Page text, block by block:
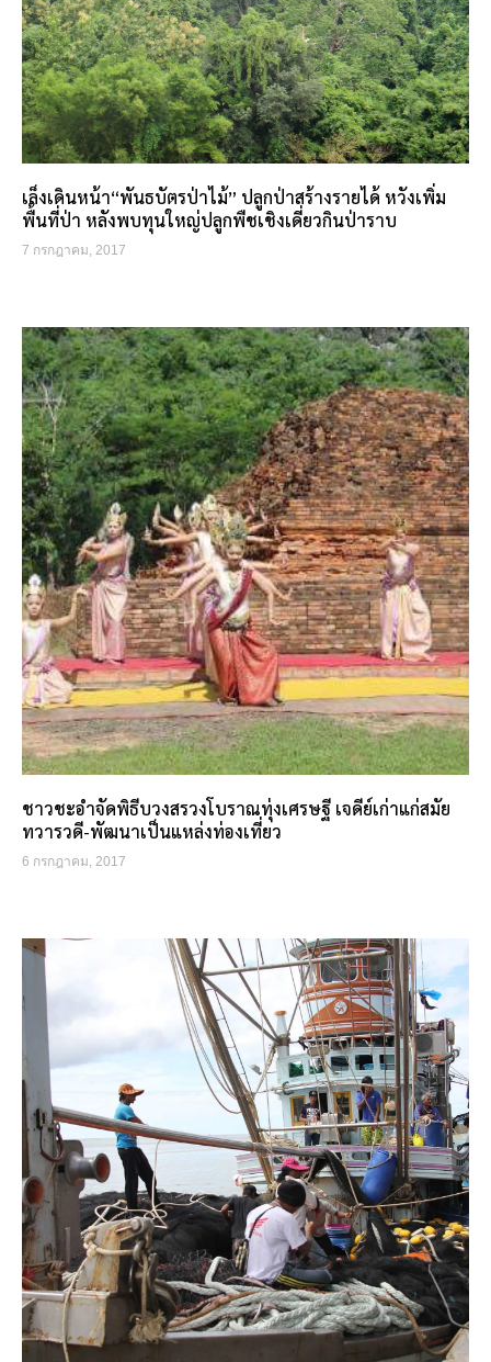
เล็งเดินหน้า“พันธบัตรป่าไม้” ปลูกป่าสร้างรายได้ หวังเพิ่ม
พื้นที่ป่า หลังพบทุนใหญ่ปลูกพืชเชิงเดี่ยวกินป่าราบ
7 กรกฎาคม, 2017
ชาวชะอำจัดพิธีบวงสรวงโบราณทุ่งเศรษฐี เจดีย์เก่าแก่สมัย
ทวารวดี-พัฒนาเป็นแหล่งท่องเที่ยว
6 กรกฎาคม, 2017